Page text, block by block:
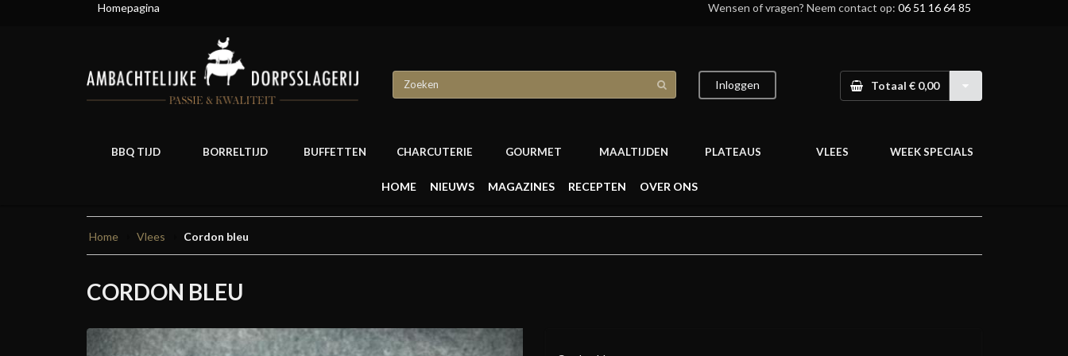
Homepagina Wensen of vragen? Neem contact op: 06 51 16 64 85
Inloggen Totaal € 0,00
BBQ TIJD BORRELTIJD BUFFETTEN CHARCUTERIE GOURMET MAALTIJDEN PLATEAUS VLEES WEEK SPECIALS
HOME NIEUWS MAGAZINES RECEPTEN OVER ONS
Home Vlees Cordon bleu
CORDON BLEU